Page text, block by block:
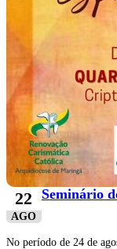
22
AGO
Seminário
No período de 24 de